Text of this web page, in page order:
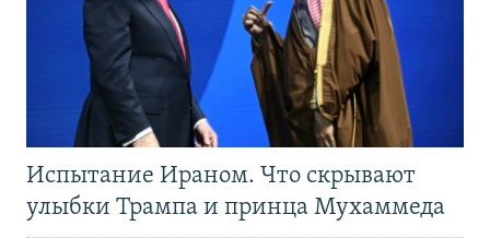
Испытание Ираном. Что скрывают
улыбки Трампа и принца Мухаммеда